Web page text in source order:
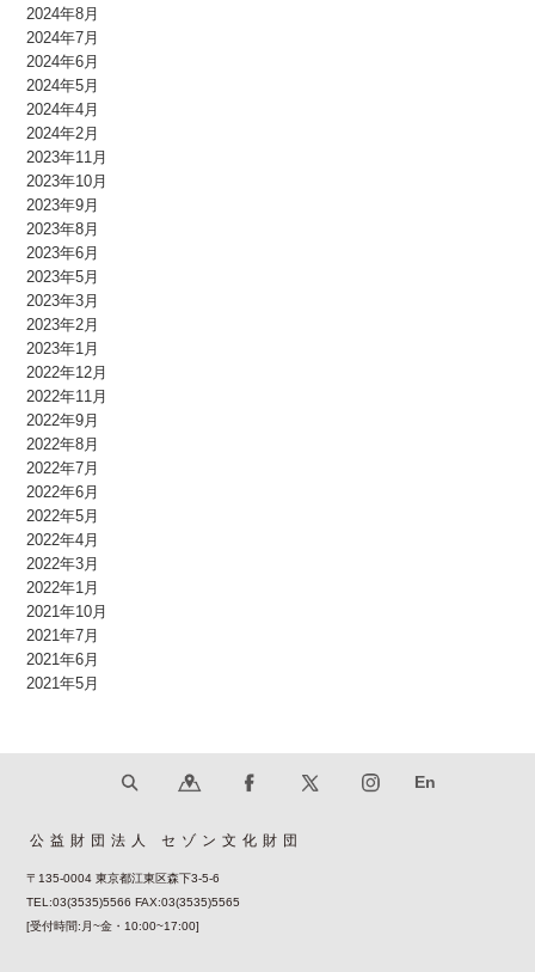
2024年8月
2024年7月
2024年6月
2024年5月
2024年4月
2024年2月
2023年11月
2023年10月
2023年9月
2023年8月
2023年6月
2023年5月
2023年3月
2023年2月
2023年1月
2022年12月
2022年11月
2022年9月
2022年8月
2022年7月
2022年6月
2022年5月
2022年4月
2022年3月
2022年1月
2021年10月
2021年7月
2021年6月
2021年5月
公益財団法人 セゾン文化財団
〒135-0004 東京都江東区森下3-5-6
TEL:03(3535)5566 FAX:03(3535)5565
[受付時間:月~金・10:00~17:00]